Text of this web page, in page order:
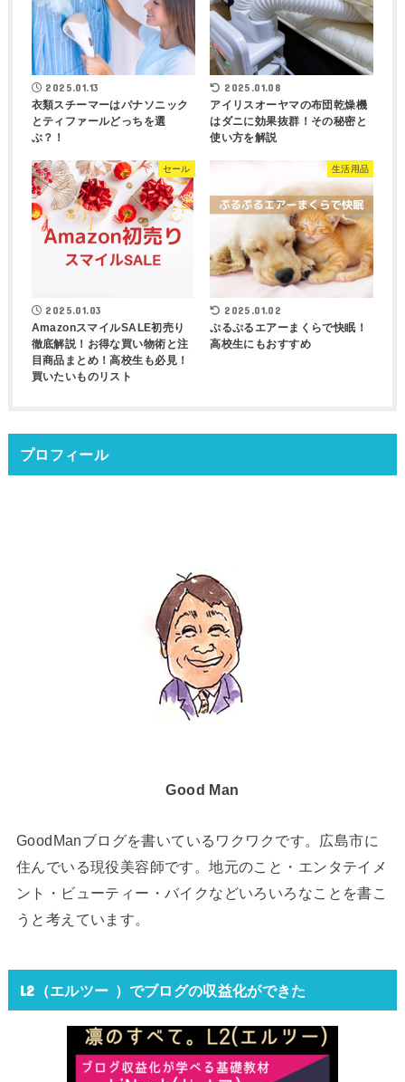
2025.01.13
衣類スチーマーはパナソニック
とティファールどっちを選
ぶ？！
2025.01.08
アイリスオーヤマの布団乾燥機
はダニに効果抜群！その秘密と
使い方を解説
セール
2025.01.03
AmazonスマイルSALE初売り
徹底解説！お得な買い物術と注
目商品まとめ！高校生も必見！
買いたいものリスト
生活用品
2025.01.02
ぷるぷるエアーまくらで快眠！
高校生にもおすすめ
プロフィール
Good Man
GoodManブログを書いているワクワクです。広島市に
住んでいる現役美容師です。地元のこと・エンタテイメ
ント・ビューティー・バイクなどいろいろなことを書こ
うと考えています。
L2（エルツー ）でブログの収益化ができた